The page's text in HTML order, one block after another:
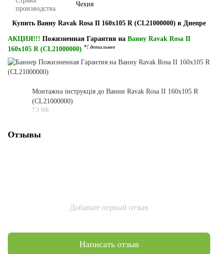
производства
Чехия
Купить Ванну Ravak Rosa II 160x105 R (CL21000000) в Днепре
АКЦИЯ!!! Пожизненная Гарантия на Ванну Ravak Rosa II
160x105 R (CL21000000) *! детальнее
Монтажна інструкція до Ванни Ravak Rosa II 160x105 R
(CL21000000)
7.3 МБ
Отзывы
Добавьте первый отзыв
Написать отзыв